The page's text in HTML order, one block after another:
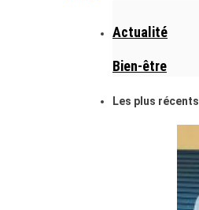
Actualité
Bien-être
Les plus récents